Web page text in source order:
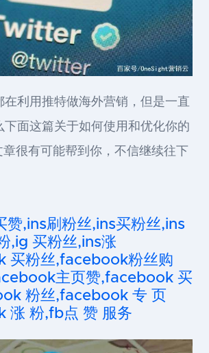
在利用推特做海外营销，但是一直
下面这篇关于如何使用和优化你的
章很有可能帮到你，不信继续往下
赞,ins刷粉丝,ins买粉丝,ins
,ig 买粉丝,ins涨
买粉丝,facebook粉丝购
主页赞,facebook 买
粉丝,facebook 专 页
涨 粉,fb点 赞 服务